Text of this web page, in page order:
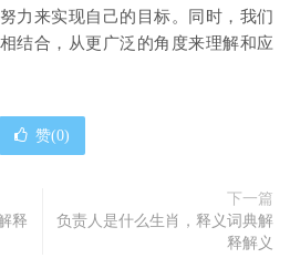
力来实现自己的目标。同时，我们
结合，从更广泛的角度来理解和应
赞(0)
释
下一篇
负责人是什么生肖，释义词典解
释解义